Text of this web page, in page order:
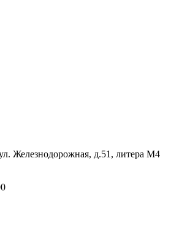
Железнодорожная, д.51, литера М4